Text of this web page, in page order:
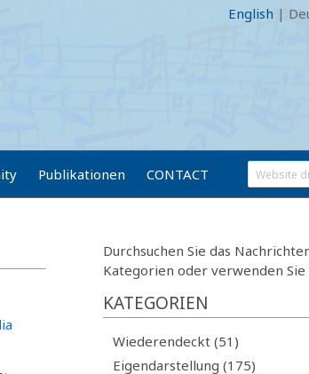
English |
Publikationen CONTACT
Durchsuchen Sie das
Kategorien oder verwenden Sie
KATEGORIEN
Wiederendeckt (51)
Eigendarstellung (175)